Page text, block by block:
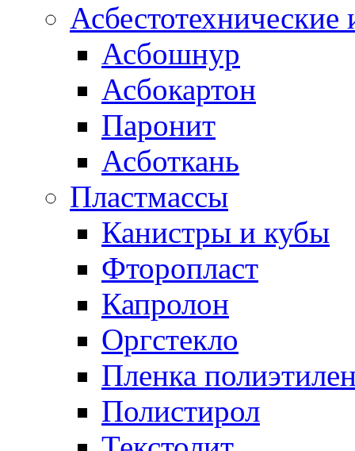
Асбестотехнические
Асбошнур
Асбокартон
Паронит
Асботкань
Пластмассы
Канистры и кубы
Фторопласт
Капролон
Оргстекло
Пленка
Полистирол